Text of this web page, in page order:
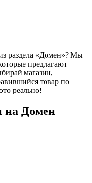
раздела «Домен»? Мы
предлагают
магазин,
товар по
реально!
на Домен